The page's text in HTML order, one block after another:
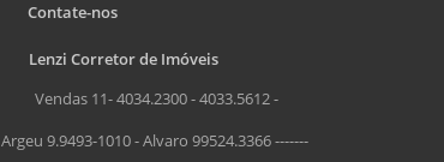
Contate-nos
Lenzi Corretor de Imóveis
Vendas 11- 4034.2300 - 4033.5612 -
Argeu 9.9493-1010 - Alvaro 99524.3366 -------